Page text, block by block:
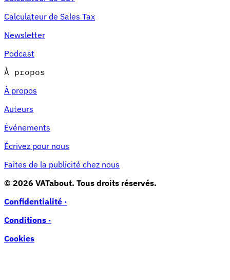
Calculateur de Sales Tax
Newsletter
Podcast
À propos
À propos
Auteurs
Événements
Écrivez pour nous
Faites de la publicité chez nous
© 2026 VATabout. Tous droits réservés.
Confidentialité ·
Conditions ·
Cookies